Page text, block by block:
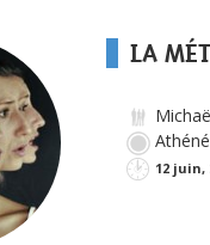
LA
12 juin,